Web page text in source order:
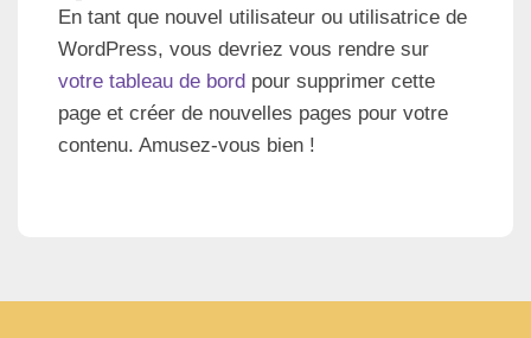
En tant que nouvel utilisateur ou utilisatrice de
WordPress, vous devriez vous rendre sur
votre tableau de bord pour supprimer cette
page et créer de nouvelles pages pour votre
contenu. Amusez-vous bien !